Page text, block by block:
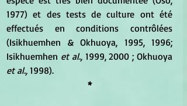
1977) et des tests de culture ont été
effectués en conditions contrôlées
(Isikhuemhen & Okhuoya, 1995, 1996;
Isikhuemhen et al.,
et al., 1998).
*